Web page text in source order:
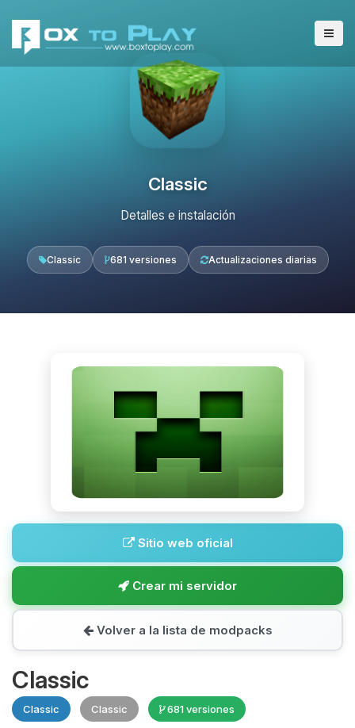
Classic
Detalles e instalación
Classic 681 versiones Actualizaciones diarias
Sitio web oficial
Crear mi servidor
Volver a la lista de modpacks
Classic
Classic Classic 681 versiones